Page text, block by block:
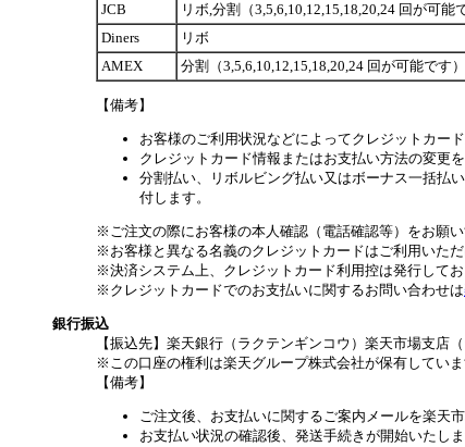
JCB
リボ,分割（3,5,6,10,12,15,18,20,24 回が可能
Diners
リボ
AMEX
分割（3,5,6,10,12,15,18,20,24 回が可能です）
【備考】
お客様のご利用状況などによってクレジットカー
クレジットカード情報またはお支払い方法の変更
分割払い、リボルビング払い又はボーナス一括払
付します。
※ご注文の際にお客様の本人確認（電話確認等）をお願い
※お客様と異なる名義のクレジットカードはご利用いただ
※決済システム上、クレジットカード利用控は発行してお
※クレジットカードでのお支払いに関するお問い合わせは
銀行振込
【振込先】楽天銀行（ラクテンギンコウ）楽天市場支店
※この口座の権利は楽天グループ株式会社が保有していま
【備考】
ご注文後、お支払いに関するご案内メールを楽天
お支払い状況の確認後、発送手続きが開始いたしま